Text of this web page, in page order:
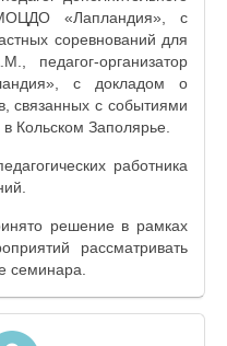
«Лапландия», с
соревнований для
педагог-организатор
с докладом о
связанных с событиями
Кольском Заполярье.
работника
решение в рамках
рассматривать
семинара.